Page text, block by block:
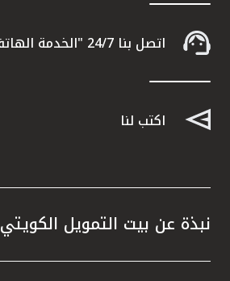
اتصل بنا
مواقع الفروع
تركيا
ماليزيا
اتصل بنا 24/7 "الخدمة الهاتفية" 1803333
اكتب لنا
نبذة عن بيت التمويل الكويتي